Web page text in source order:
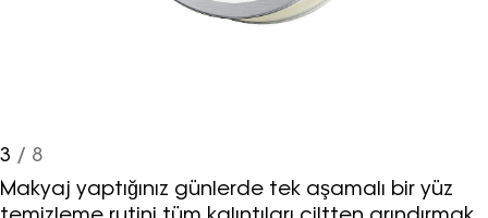
3 / 8
Makyaj yaptığınız günlerde tek aşamalı bir yüz